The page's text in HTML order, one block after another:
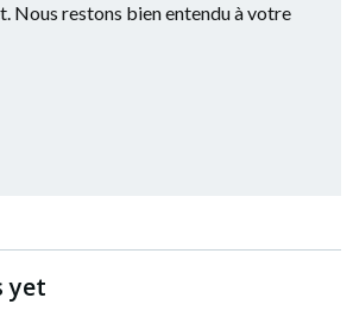
Nous restons bien entendu à votre
yet